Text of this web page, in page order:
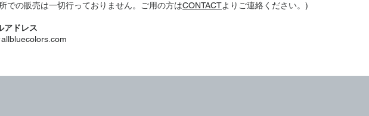
での販売は一切行っておりません。ご用の方はCONTACTよりご連絡ください。)​​​
アドレス